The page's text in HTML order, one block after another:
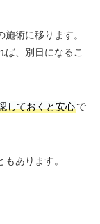
術に移ります。
ば、別日になるこ
しておくと安心で
あります。